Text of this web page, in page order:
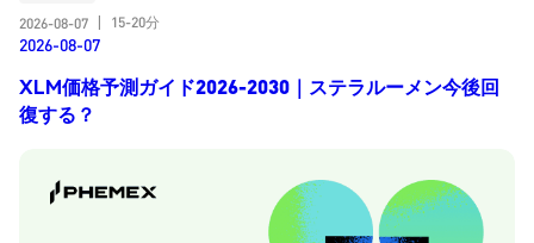
2026-08-07
15-20分
2026-08-07
XLM価格予測ガイド2026-2030｜ステラルーメン今後回
復する？